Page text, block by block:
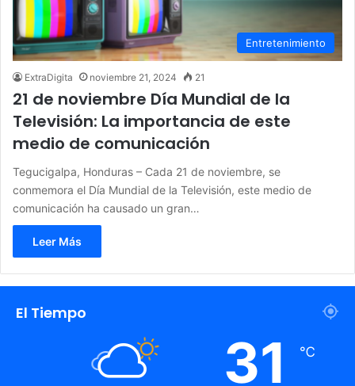
Entretenimiento
ExtraDigita noviembre 21, 2024 21
21 de noviembre Día Mundial de la
Televisión: La importancia de este
medio de comunicación
Tegucigalpa, Honduras – Cada 21 de noviembre, se
conmemora el Día Mundial de la Televisión, este medio de
comunicación ha causado un gran…
Leer Más
El Tiempo
31 ℃